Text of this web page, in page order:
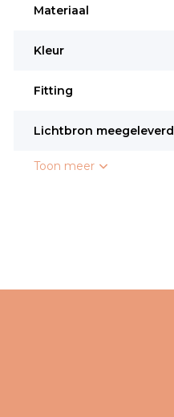
Materiaal
Kleur
Fitting
Lichtbron meegeleverd
Toon meer